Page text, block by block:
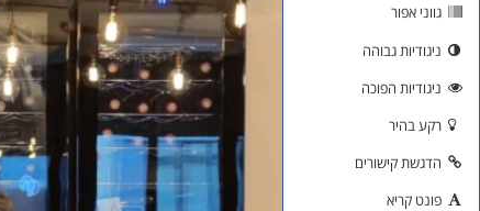
גווני אפור
ניגודיות גבוהה
ניגודיות הפוכה
רקע בהיר
הדגשת קישורים
פונט קריא